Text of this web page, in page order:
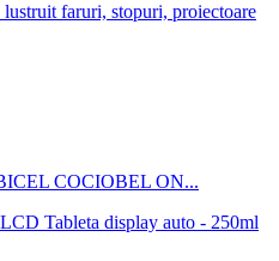
faruri, stopuri, proiectoare
COCIOBEL ON...
Tableta display auto - 250ml